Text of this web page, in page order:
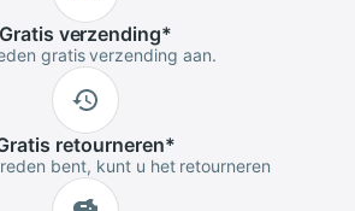
Gratis verzending*
gratis verzending aan.
retourneren*
bent, kunt u het retourneren